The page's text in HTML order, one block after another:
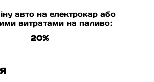
авто на електрокар або
витратами на паливо:
20%